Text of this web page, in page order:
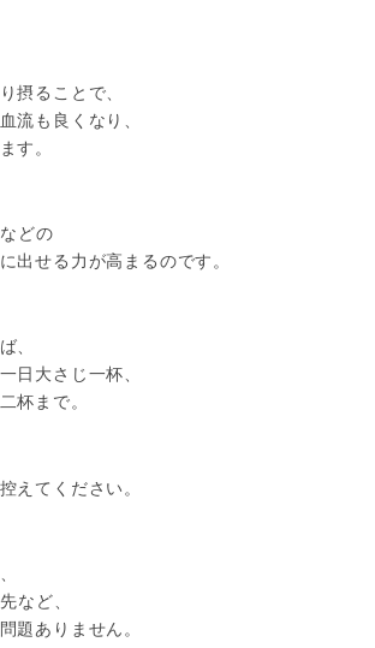
摂ることで、
流も良くなり、
す。
どの
出せる力が高まるのです。
、
日大さじ一杯、
杯まで。
えてください。
など、
題ありません。